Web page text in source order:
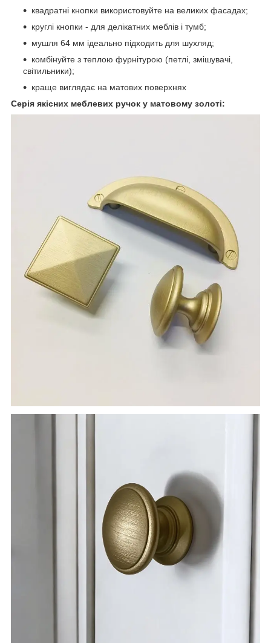
квадратні кнопки використовуйте на великих фасадах;
круглі кнопки - для делікатних меблів і тумб;
мушля 64 мм ідеально підходить для шухляд;
комбінуйте з теплою фурнітурою (петлі, змішувачі,
світильники);
краще виглядає на матових поверхнях
Серія якісних меблевих ручок у матовому золоті: